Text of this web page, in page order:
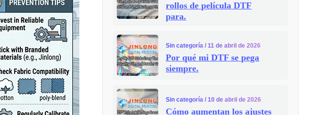
rollos de película DTF
para.
Sin categoría / 11 de abril de 2026
Por qué mi DTF se pega
siempre.
Sin categoría / 10 de abril de 2026
Cómo aumentan los ajustes